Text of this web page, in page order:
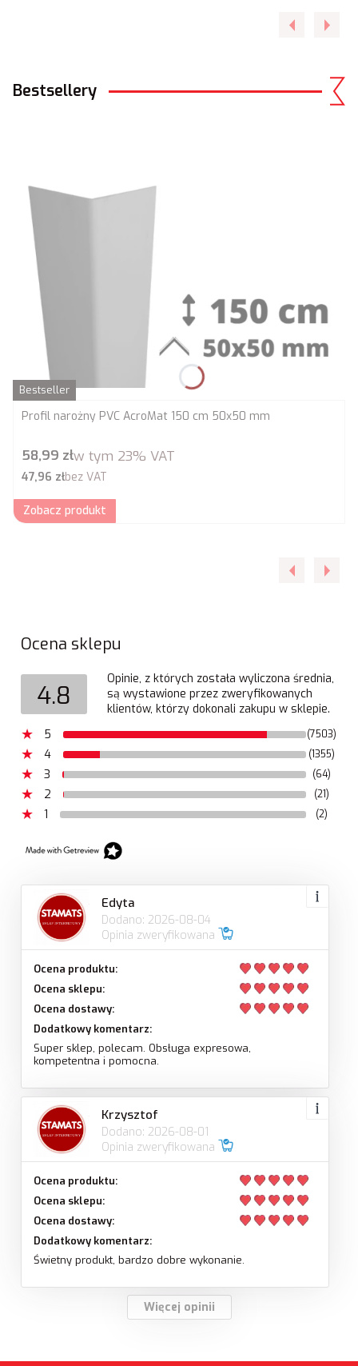
Bestsellery
Bestseller
Profil narożny PVC AcroMat 150 cm 50x50 mm
Cena brutto
58,99 złw tym 23% VAT
Cena netto
47,96 złbez VAT
Zobacz produkt
Ocena sklepu
4.8
Opinie, z których została wyliczona średnia,
są wystawione przez zweryfikowanych
klientów, którzy dokonali zakupu w sklepie.
5
(7503)
4 (1355)
3 (64)
2 (21)
1 (2)
Edyta
Dodano: 2026-08-04
Opinia zweryfikowana
Ocena produktu:
Ocena sklepu:
Ocena dostawy:
Dodatkowy komentarz:
Super sklep, polecam. Obsługa expresowa,
kompetentna i pomocna.
Krzysztof
Dodano: 2026-08-01
Opinia zweryfikowana
Ocena produktu:
Ocena sklepu:
Ocena dostawy:
Dodatkowy komentarz:
Świetny produkt, bardzo dobre wykonanie.
Więcej opinii